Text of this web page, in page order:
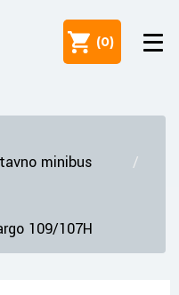
(0)
minibus
109/107H